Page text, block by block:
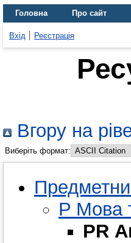
Головна Про сайт
Вхід Реєстрація
Вгору на
Виберіть формат:
P Мова
PR